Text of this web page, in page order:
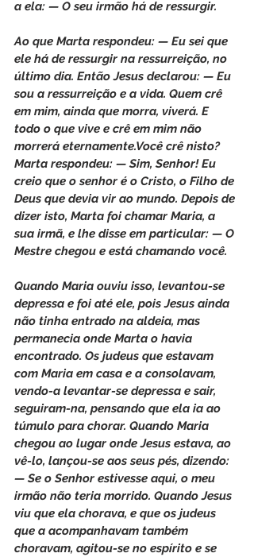
a ela: — O seu irmão há de ressurgir.
Ao que Marta respondeu: — Eu sei que
ele há de ressurgir na ressurreição, no
último dia. Então Jesus declarou: — Eu
sou a ressurreição e a vida. Quem crê
em mim, ainda que morra, viverá. E
todo o que vive e crê em mim não
morrerá eternamente.Você crê nisto?
Marta respondeu: — Sim, Senhor! Eu
creio que o senhor é o Cristo, o Filho de
Deus que devia vir ao mundo. Depois de
dizer isto, Marta foi chamar Maria, a
sua irmã, e lhe disse em particular: — O
Mestre chegou e está chamando você.
Quando Maria ouviu isso, levantou-se
depressa e foi até ele, pois Jesus ainda
não tinha entrado na aldeia, mas
permanecia onde Marta o havia
encontrado. Os judeus que estavam
com Maria em casa e a consolavam,
vendo-a levantar-se depressa e sair,
seguiram-na, pensando que ela ia ao
túmulo para chorar. Quando Maria
chegou ao lugar onde Jesus estava, ao
vê-lo, lançou-se aos seus pés, dizendo:
— Se o Senhor estivesse aqui, o meu
irmão não teria morrido. Quando Jesus
viu que ela chorava, e que os judeus
que a acompanhavam também
choravam, agitou-se no espírito e se